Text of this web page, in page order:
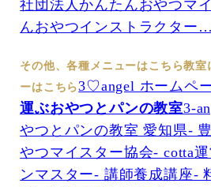
社団法人かんたんおやつマ
んおやつインストラクター
その他、各種メニューはこちら教室
ーはこちら3♡angel ホームペ
運ぶおやつとパンの教室3-
やつとパンの教室 愛知県-
やつマイスター協会- cotta
ンマスター- 講師養成講座-